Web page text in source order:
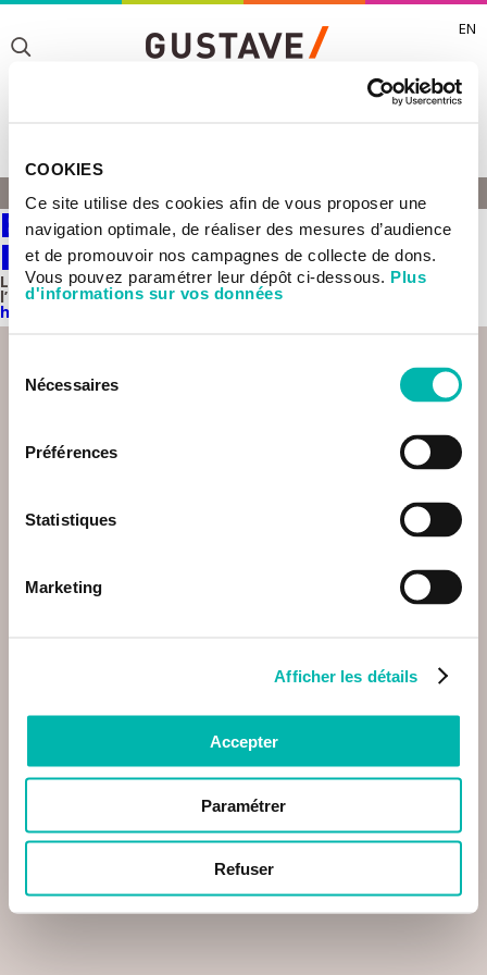
COOKIES
Ce site utilise des cookies afin de vous proposer une
navigation optimale, de réaliser des mesures d’audience
et de promouvoir nos campagnes de collecte de dons.
Vous pouvez paramétrer leur dépôt ci-dessous. Plus
d'informations sur vos données
Nécessaires
Préférences
Statistiques
Marketing
Afficher les détails
Accepter
Paramétrer
Refuser
EN
Toggle
Toggle
Toggle
ACCUEIL
THOMAS MERCHER
Biologie des leucémies de
l’enfant
L'équipe Biologie des leucémies de l'enfant est rattachée à
l’ UMR 1170 Dynamique moléculaire de la transformation
hématopoïétique